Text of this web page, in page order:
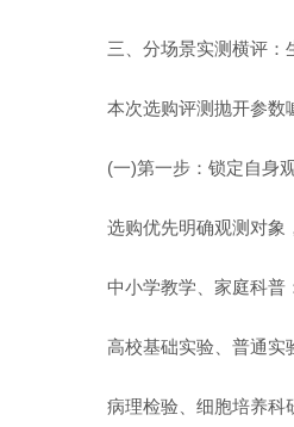
三、分场景实测横评：
本次选购评测抛开参数噱
(一)第一步：锁定自身观
选购优先明确观测对象，
中小学教学、家庭科普：
高校基础实验、普通实验
病理检验、细胞培养科研